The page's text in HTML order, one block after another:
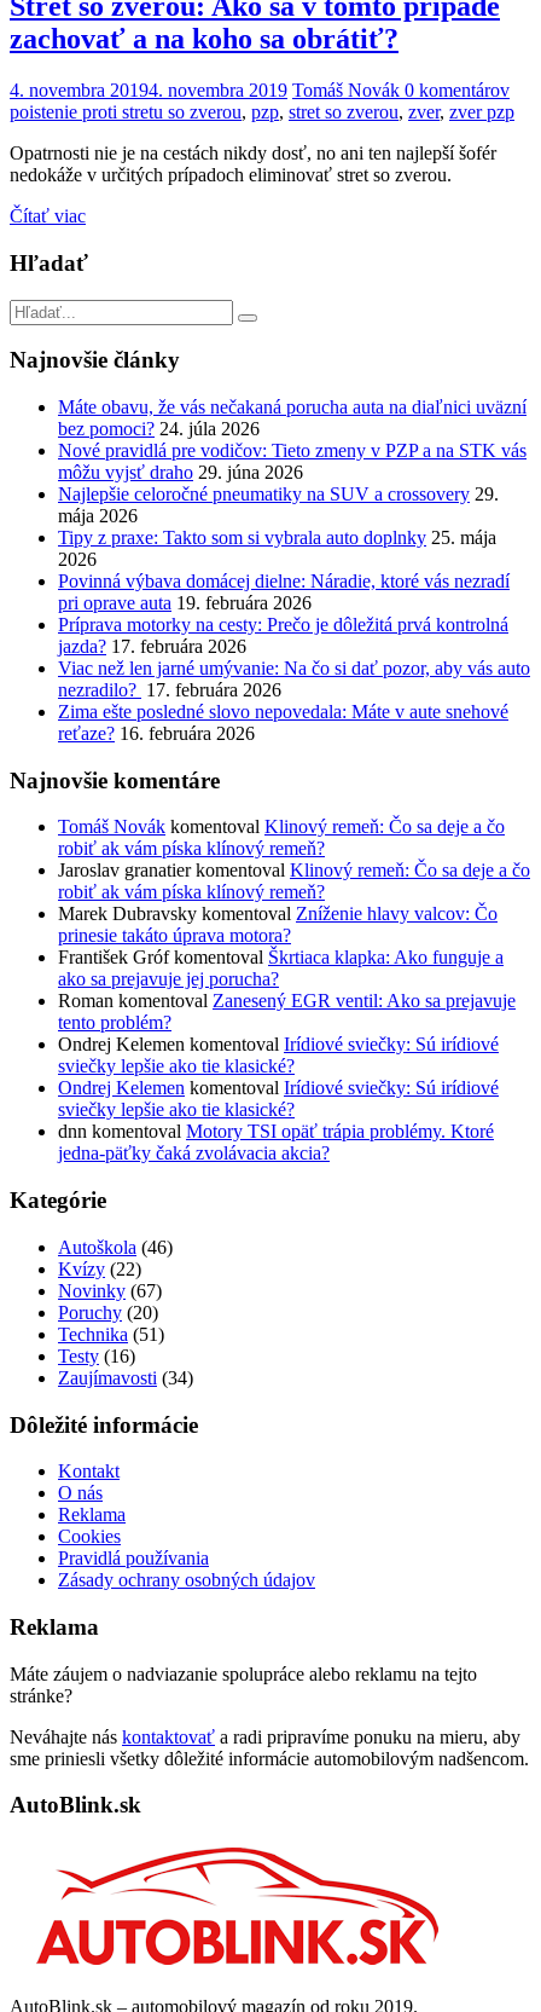
Stret so zverou: Ako sa v tomto prípade
zachovať a na koho sa obrátiť?
4. novembra 20194. novembra 2019 Tomáš Novák 0 komentárov
poistenie proti stretu so zverou, pzp, stret so zverou, zver, zver pzp
Opatrnosti nie je na cestách nikdy dosť, no ani ten najlepší šofér
nedokáže v určitých prípadoch eliminovať stret so zverou.
Čítať viac
Hľadať
Najnovšie články
Máte obavu, že vás nečakaná porucha auta na diaľnici uväzní
bez pomoci? 24. júla 2026
Nové pravidlá pre vodičov: Tieto zmeny v PZP a na STK vás
môžu vyjsť draho 29. júna 2026
Najlepšie celoročné pneumatiky na SUV a crossovery 29.
mája 2026
Tipy z praxe: Takto som si vybrala auto doplnky 25. mája
2026
Povinná výbava domácej dielne: Náradie, ktoré vás nezradí
pri oprave auta 19. februára 2026
Príprava motorky na cesty: Prečo je dôležitá prvá kontrolná
jazda? 17. februára 2026
Viac než len jarné umývanie: Na čo si dať pozor, aby vás auto
nezradilo? 17. februára 2026
Zima ešte posledné slovo nepovedala: Máte v aute snehové
reťaze? 16. februára 2026
Najnovšie komentáre
Tomáš Novák komentoval Klinový remeň: Čo sa deje a čo
robiť ak vám píska klínový remeň?
Jaroslav granatierkomentoval Klinový remeň: Čo sa deje a čo
robiť ak vám píska klínový remeň?
Marek Dubravsky komentoval Zníženie hlavy valcov: Čo
prinesie takáto úprava motora?
František Grófkomentoval Škrtiaca klapka: Ako funguje a
ako sa prejavuje jej porucha?
Roman komentoval Zanesený EGR ventil: Ako sa prejavuje
tento problém?
Ondrej Kelemen komentoval Irídiové sviečky: Sú irídiové
sviečky lepšie ako tie klasické?
Ondrej Kelemen komentoval Irídiové sviečky: Sú irídiové
sviečky lepšie ako tie klasické?
dnn komentoval Motory TSI opäť trápia problémy. Ktoré
jedna-päťky čaká zvolávacia akcia?
Kategórie
Autoškola (46)
Kvízy (22)
Novinky (67)
Poruchy (20)
Technika (51)
Testy (16)
Zaujímavosti (34)
Dôležité informácie
Kontakt
O nás
Reklama
Cookies
Pravidlá používania
Zásady ochrany osobných údajov
Reklama
Máte záujem o nadviazanie spolupráce alebo reklamu na tejto
stránke?
Neváhajte nás kontaktovať a radi pripravíme ponuku na mieru, aby
sme priniesli všetky dôležité informácie automobilovým nadšencom.
AutoBlink.sk
AutoBlink.sk – automobilový magazín od roku 2019.